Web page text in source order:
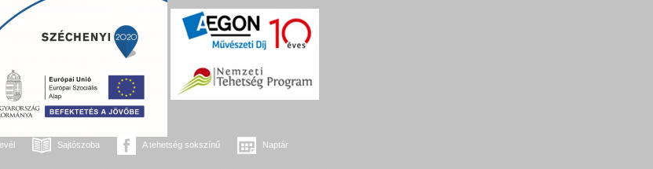
Sajtószoba A tehetség sokszínű Naptár